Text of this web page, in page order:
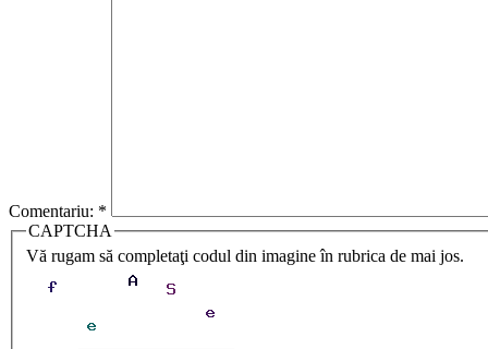
Comentariu: *
CAPTCHA
Vă rugam să completaţi codul din imagine în rubrica de mai jos.